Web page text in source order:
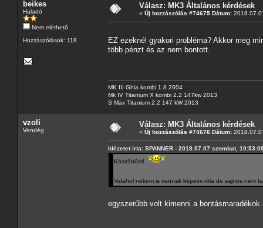
beikes
Haladó
Nem elérhető
Hozzászólások: 118
Válasz: MK3 Általános kérdések
« Új hozzászólás #74675 Dátum:
EZ ezeknél gyakori probléma? Akkor meg
több pénzt és az nem bontott.
MK III Ghia kombi 1.8 2004
Mk IV Titanium X kombi 2.2 147kw 2013
S Max Titanium 2.2 147 kW 2013
vzoli
Vendég
Válasz: MK3 Általános kérdések
« Új hozzászólás #74676 Dátum:
Idézetet írta: SPANNER - 2018.07.07 szombat,
Köszönöm!
Valahol nekem is vannak képeim róla de sajnos nem
egyszerűbb volt kimenni a